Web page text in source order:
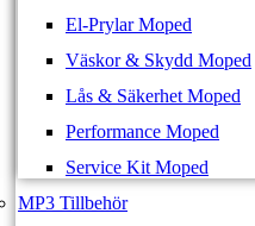
El-Prylar Moped
Väskor & Skydd Moped
Lås & Säkerhet Moped
Performance Moped
Service Kit Moped
MP3 Tillbehör